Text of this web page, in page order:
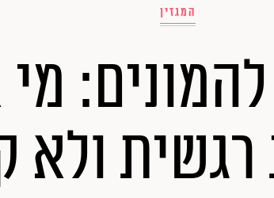
המגזין
להמונים:
ולא